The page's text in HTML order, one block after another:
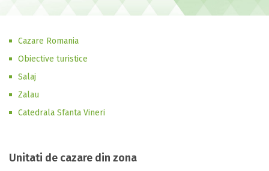
Cazare Romania
Obiective turistice
Salaj
Zalau
Catedrala Sfanta Vineri
Unitati de cazare din zona